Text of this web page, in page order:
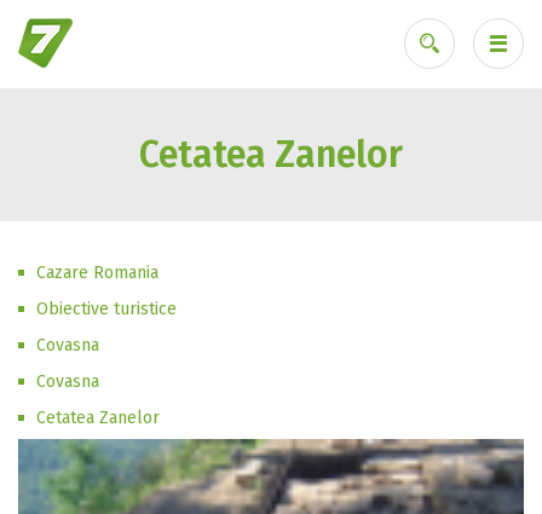
Ai uitat parola?
Cetatea Zanelor
Cazare Romania
Obiective turistice
Covasna
Covasna
Cetatea Zanelor